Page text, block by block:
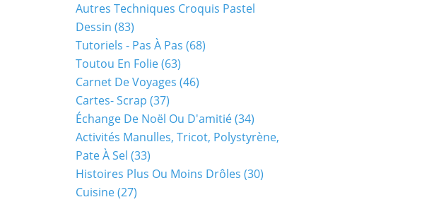
Autres Techniques Croquis Pastel
Dessin (83)
Tutoriels - Pas À Pas (68)
Toutou En Folie(63)
Carnet De Voyages (46)
Cartes- Scrap (37)
Échange De Noël Ou D'amitié(34)
Activités Manulles, Tricot, Polystyrène,
Pate À Sel (33)
Histoires Plus Ou Moins Drôles (30)
Cuisine(27)